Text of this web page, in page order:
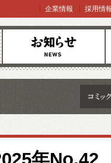
お知らせ
企業情報 採用情